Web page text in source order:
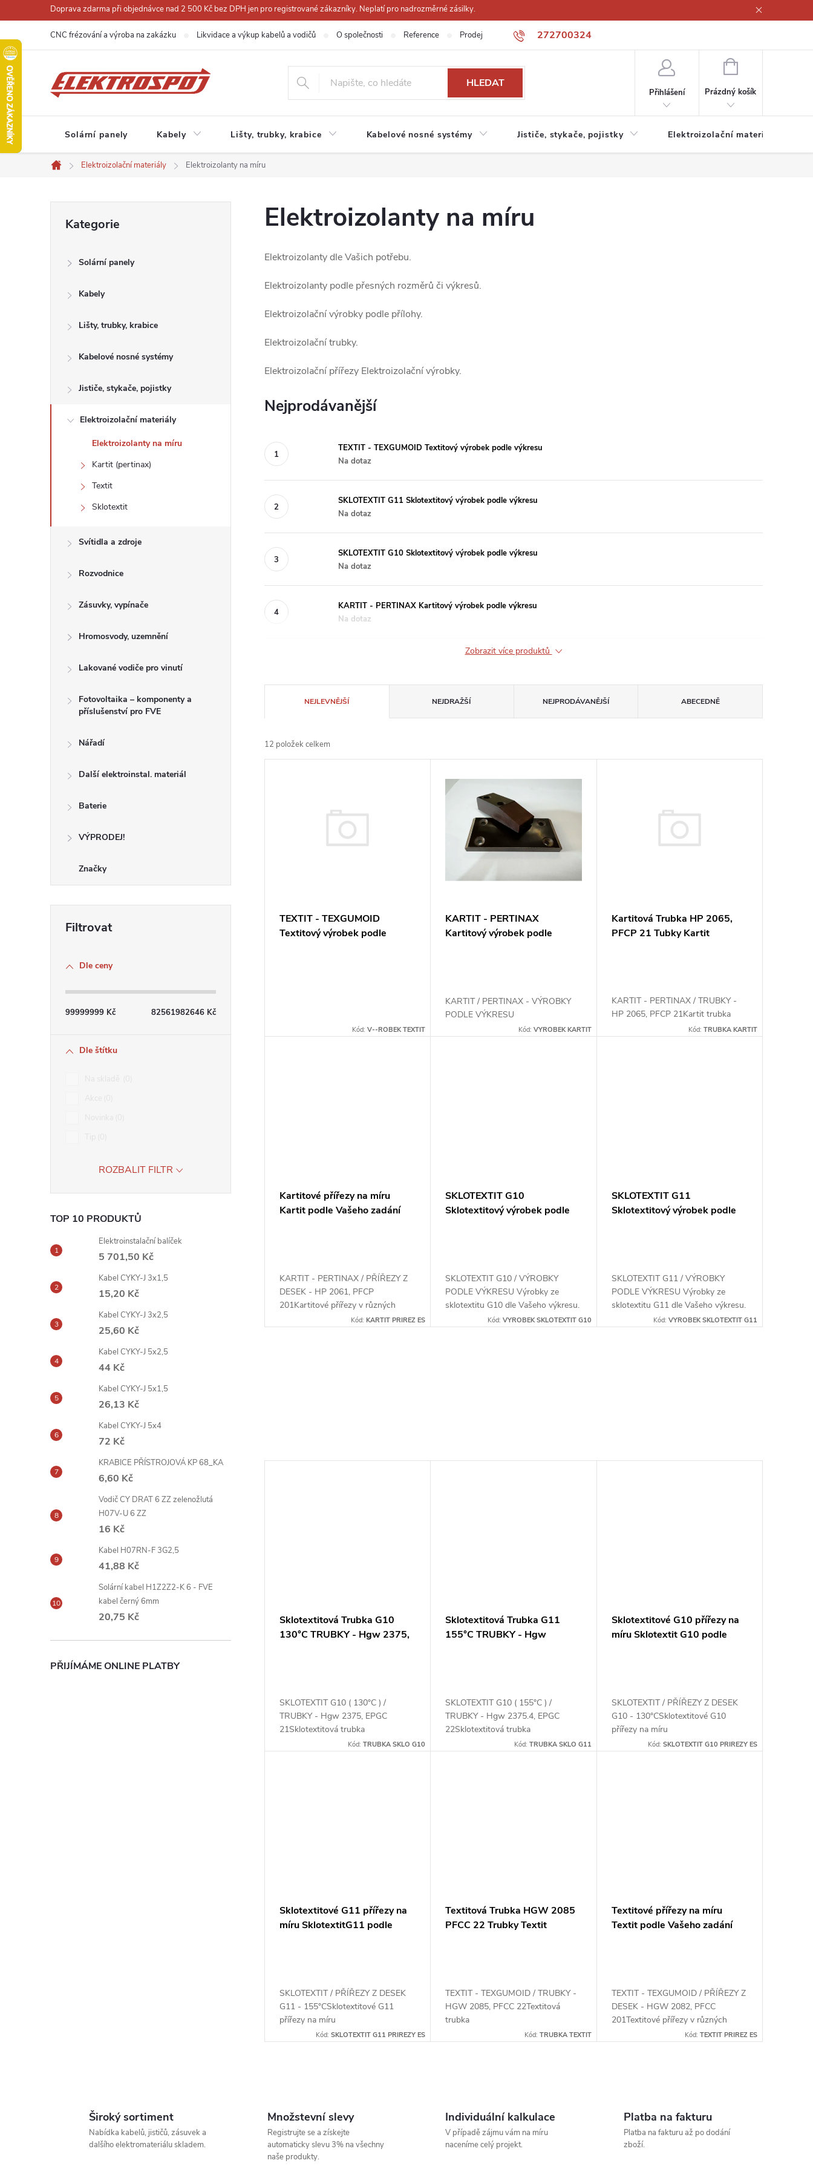
na
obsah
Doprava zdarma při objednávce nad 2 500 Kč bez DPH jen pro registrované zákazníky. Neplatí pro nadrozměrné zásilky.
272700324
CNC frézování a výroba na zakázku Likvidace a výkup kabelů a vodičů O společnosti Reference Prodejna Obchodní podmínky
HLEDAT
Přihlášení
NÁKUPNÍ
Prázdný košík
Solární panely Kabely Lišty, trubky, krabice Kabelové nosné systémy Jističe, stykače, pojistky Elektroizolační materiály
Domů
Elektroizolační materiály Elektroizolanty na míru
n
a
kategorie
Kategorie
Solární panely
Kabely
Lišty, trubky, krabice
Kabelové nosné systémy
Jističe, stykače, pojistky
Elektroizolační materiály
Elektroizolanty na míru
Kartit (pertinax)
Textit
Sklotextit
Svítidla a zdroje
Rozvodnice
Zásuvky, vypínače
Hromosvody, uzemnění
Lakované vodiče pro vinutí
Fotovoltaika – komponenty a
příslušenství pro FVE
Nářadí
Další elektroinstal. materiál
Baterie
VÝPRODEJ!
Značky
Dle ceny
99999999 Kč 82561982646 Kč
Dle štítku
ROZBALIT FILTR
TOP 10 PRODUKTŮ
Elektroinstalační balíček
5 701,50 Kč
Kabel CYKY-J 3x1,5
15,20 Kč
Kabel CYKY-J 3x2,5
25,60 Kč
Kabel CYKY-J 5x2,5
44 Kč
Kabel CYKY-J 5x1,5
26,13 Kč
Kabel CYKY-J 5x4
72 Kč
KRABICE PŘÍSTROJOVÁ KP 68_KA
6,60 Kč
Vodič CY DRAT 6 ZZ zelenožlutá
H07V-U 6 ZZ
16 Kč
Kabel H07RN-F 3G2,5
41,88 Kč
Solární kabel H1Z2Z2-K 6 - FVE
kabel černý 6mm
20,75 Kč
PŘIJÍMÁME ONLINE PLATBY
Elektroizolanty na míru
Elektroizolanty dle Vašich potřebu.
Elektroizolanty podle přesných rozměrů či výkresů.
Elektroizolační výrobky podle přílohy.
Elektroizolační trubky.
Elektroizolační přířezy Elektroizolační výrobky.
Nejprodávanější
TEXTIT - TEXGUMOID Textitový výrobek podle výkresu
Na dotaz
SKLOTEXTIT G11 Sklotextitový výrobek podle výkresu
Na dotaz
SKLOTEXTIT G10 Sklotextitový výrobek podle výkresu
Na dotaz
KARTIT - PERTINAX Kartitový výrobek podle výkresu
Na dotaz
Zobrazit více produktů
a
z
k
NEJLEVNĚJŠÍ NEJDRAŽŠÍ NEJPRODÁVANĚJŠÍ ABECEDNĚ
12 položek celkem
u
TEXTIT - TEXGUMOID
Textitový výrobek podle
Kód:V--ROBEK TEXTIT
KARTIT - PERTINAX
Kartitový výrobek podle
KARTIT / PERTINAX - VÝROBKY
PODLE VÝKRESU
Kód: VYROBEK KARTIT
Kartitová Trubka HP 2065,
PFCP 21 Tubky Kartit
KARTIT - PERTINAX / TRUBKY -
HP 2065, PFCP 21Kartit trubka
Kód: TRUBKA KARTIT
Kartitové přířezy na míru
Kartit podle Vašeho zadání
KARTIT - PERTINAX / PŘÍŘEZY Z
DESEK - HP 2061, PFCP
201Kartitové přířezy v různých
Kód:KARTIT PRIREZ ES
SKLOTEXTIT G10
Sklotextitový výrobek podle
SKLOTEXTIT G10 / VÝROBKY
PODLE VÝKRESU Výrobky ze
sklotextitu G10 dle Vašeho výkresu.
Kód: VYROBEK SKLOTEXTIT G10
SKLOTEXTIT G11
Sklotextitový výrobek podle
SKLOTEXTIT G11 / VÝROBKY
PODLE VÝKRESU Výrobky ze
sklotextitu G11 dle Vašeho výkresu.
Kód: VYROBEK SKLOTEXTIT G11
Sklotextitová Trubka G10
130°C TRUBKY - Hgw 2375,
SKLOTEXTIT G10 ( 130°C ) /
TRUBKY - Hgw 2375, EPGC
21Sklotextitová trubka
Kód:TRUBKA SKLO G10
Sklotextitová Trubka G11
155°C TRUBKY - Hgw
SKLOTEXTIT G10 ( 155°C ) /
TRUBKY - Hgw 2375.4, EPGC
22Sklotextitová trubka
Kód: TRUBKA SKLO G11
Sklotextitové G10 přířezy na
míru Sklotextit G10 podle
SKLOTEXTIT / PŘÍŘEZY Z DESEK
G10 - 130°CSklotextitové G10
přířezy na míru
Kód: SKLOTEXTIT G10 PRIREZY ES
Sklotextitové G11 přířezy na
míru SklotextitG11 podle
SKLOTEXTIT / PŘÍŘEZY Z DESEK
G11 - 155°CSklotextitové G11
přířezy na míru
Kód:SKLOTEXTIT G11 PRIREZY ES
Textitová Trubka HGW 2085
PFCC 22 Trubky Textit
TEXTIT - TEXGUMOID / TRUBKY -
HGW 2085, PFCC 22Textitová
trubka
Kód: TRUBKA TEXTIT
Textitové přířezy na míru
Textit podle Vašeho zadání
TEXTIT - TEXGUMOID / PŘÍŘEZY Z
DESEK - HGW 2082, PFCC
201Textitové přířezy v různých
Kód: TEXTIT PRIREZ ES
v
l
á
Široký sortiment
Nabídka kabelů, jističů, zásuvek a
dalšího elektromateriálu skladem.
Množstevní slevy
Registrujte se a získejte
automaticky slevu 3% na všechny
naše produkty.
Individuální kalkulace
V případě zájmu vám na míru
naceníme celý projekt.
Platba na fakturu
Platba na fakturu až po dodání
zboží.